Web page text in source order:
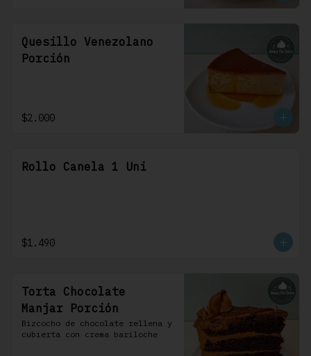
Quesillo Venezolano
Porción
$2.000
Rollo Canela 1 Uni
$1.490
Torta Chocolate
Manjar Porción
Bizcocho de chocolate rellena y
cubierta con crema bariloche